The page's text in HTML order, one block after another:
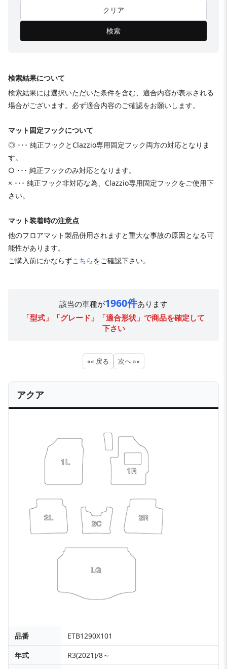
クリア
検索
検索結果について
検索結果には選択いただいた条件を含む、適合内容が表示される
場合がございます。必ず適合内容のご確認をお願いします。
マット固定フックについて
◎ ･･･ 純正フックとClazzio専用固定フック両方の対応となりま
す。
○ ･･･ 純正フックのみ対応となります。
× ･･･ 純正フック非対応な為、Clazzio専用固定フックをご使用下
さい。
マット装着時の注意点
他のフロアマット製品併用されますと重大な事故の原因となる可
能性があります。
ご購入前にかならずこちらをご確認下さい。
該当の車種が1960件あります
「型式」「グレード」「適合形状」で商品を確定して
下さい
«« 戻る 次へ »»
アクア
品番
ETB1290X101
年式
R3(2021)/8～